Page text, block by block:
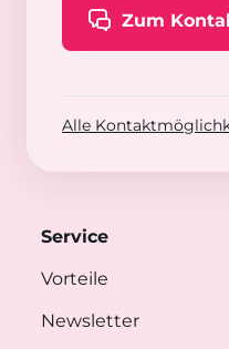
Zum
Alle
Service
Vorteile
Newsletter